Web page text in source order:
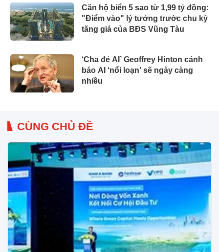
Căn hộ biển 5 sao từ 1,99 tỷ đồng:
"Điểm vào" lý tưởng trước chu kỳ
tăng giá của BĐS Vũng Tàu
‘Cha đẻ AI’ Geoffrey Hinton cảnh
báo AI ‘nổi loạn’ sẽ ngày càng
nhiều
CÙNG CHỦ ĐỀ